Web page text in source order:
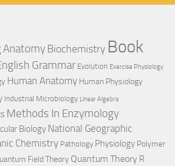
AnatomyBiochemistry Book
Grammar Evolution Exercise Physiology
Human Anatomy Human Physiology
Industrial Microbiology Linear Algebra
Methods In Enzymology
Biology National Geographic
Chemistry Pathology Physiology Polymer
Field Theory Quantum Theory R